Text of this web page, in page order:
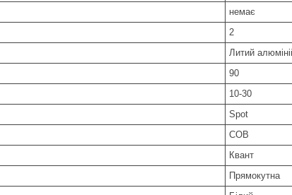
немає
2
Литий
90
10-30
Spot
COB
Квант
Прямокутна